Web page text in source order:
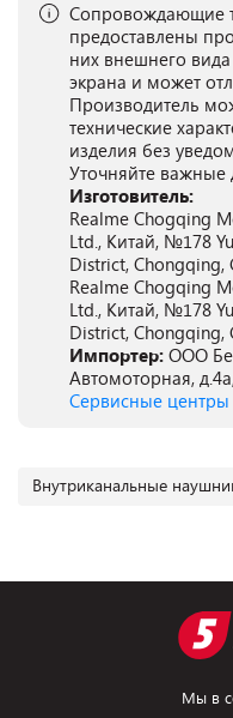
Сопровождающие
предоставлены
них внешнего вида
экрана и может
Производитель
технические
изделия без
Уточняйте важные
Изготовитель:
Realme Chogqing
Ltd., Китай, №178
District, Chongqing,
Realme Chogqing
Ltd., Китай, №178
District, Chongqing,
Импортер: ООО
Автомоторная,
Сервисные центры
Внутриканальные
Мы в